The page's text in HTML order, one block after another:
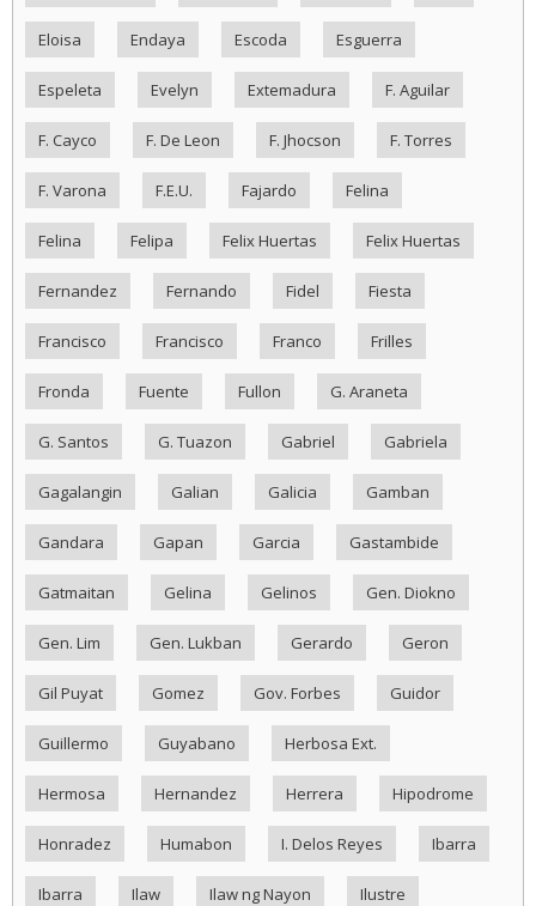
Eloisa Endaya Escoda Esguerra
Espeleta Evelyn Extemadura F. Aguilar
F. Cayco F. De Leon F. Jhocson F. Torres
F. Varona F.E.U. Fajardo Felina
Felina Felipa Felix Huertas Felix Huertas
Fernandez Fernando Fidel Fiesta
Francisco Francisco Franco Frilles
Fronda Fuente Fullon G. Araneta
G. Santos G. Tuazon Gabriel Gabriela
Gagalangin Galian Galicia Gamban
Gandara Gapan Garcia Gastambide
Gatmaitan Gelina Gelinos Gen. Diokno
Gen. Lim Gen. Lukban Gerardo Geron
Gil Puyat Gomez Gov. Forbes Guidor
Guillermo Guyabano Herbosa Ext.
Hermosa Hernandez Herrera Hipodrome
Honradez Humabon I. Delos Reyes Ibarra
Ibarra Ilaw Ilaw ng Nayon Ilustre